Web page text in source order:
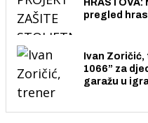
pregled
Ivan
1066” za
garažu u